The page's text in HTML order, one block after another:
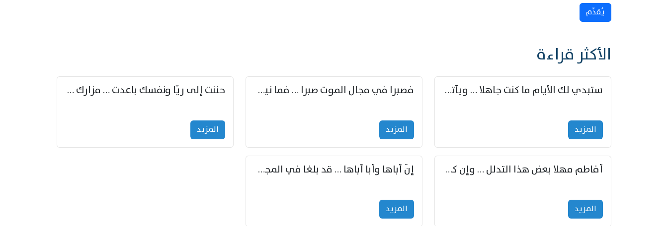
يُقدِّم
الأكثر قراءة
ستبدي لك الأيام ما كنت جاهلا … ويأتيك بالأخبار من لم تزوّد
المزید
فصبرا في مجال الموت صبرا … فما نيل الخلود بمستطاع
المزید
حننت إلى ريّا ونفسك باعدت … مزارك من ريّا وشعباكما معا
المزید
أفاطم مهلا بعض هذا التدلل … وإن كنت قد أزمعت صرمي فأجملي
المزید
إنّ أباها وأبا أباها … قد بلغا في المجد غايتاها
المزید